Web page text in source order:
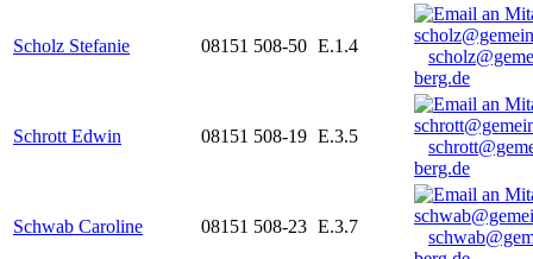
Scholz Stefanie 08151 508-50 E.1.4
berg.de
Schrott Edwin 08151 508-19 E.3.5
berg.de
Schwab Caroline 08151 508-23 E.3.7